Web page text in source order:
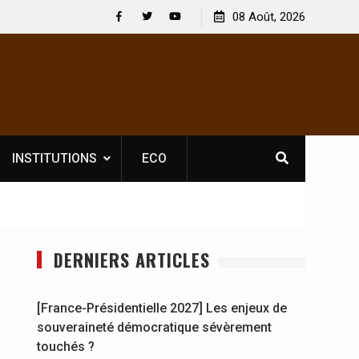
licence obligatoire pour les spectacles : En
l’opérateur culturel Soldat Jahboy se
[France-
souveraineté
08 Août, 2026
INSTITUTIONS ECO
DERNIERS ARTICLES
[France-Présidentielle 2027] Les enjeux de
souveraineté démocratique sévèrement
touchés ?